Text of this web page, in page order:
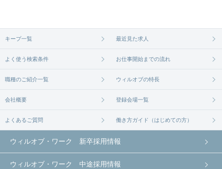
無料相談の登録はコチラから
キープ一覧 最近見た求人
よく使う検索条件 お仕事開始までの流れ
職種のご紹介一覧 ウィルオブの特長
会社概要 登録会場一覧
よくあるご質問 働き方ガイド（はじめての方）
ウィルオブ・ワーク 新卒採用情報
ウィルオブ・ワーク 中途採用情報